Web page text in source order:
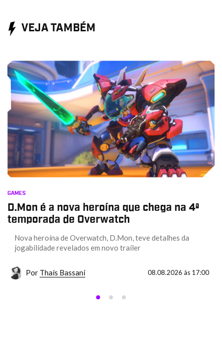
VEJA TAMBÉM
GAMES
D.Mon é a nova heroína que chega na 4ª
temporada de Overwatch
Nova heroína de Overwatch, D.Mon, teve detalhes da
jogabilidade revelados em novo trailer
Por Thais Bassani 08.08.2026 às 17:00